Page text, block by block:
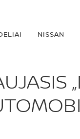
NISSAN